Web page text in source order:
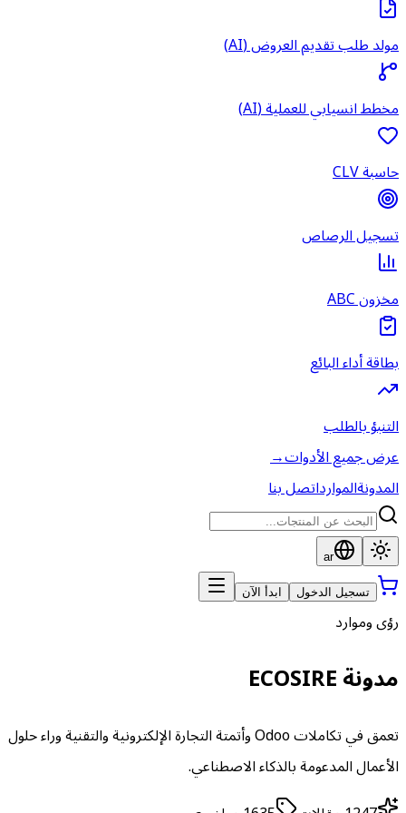
مولد طلب تقديم العروض (AI)
مخطط انسيابي للعملية (AI)
حاسبة CLV
تسجيل الرصاص
مخزون ABC
بطاقة أداء البائع
التنبؤ بالطلب
عرض جميع الأدوات→
المدونةالموارداتصل بنا
ar
تسجيل الدخول ابدأ الآن
رؤى وموارد
مدونة ECOSIRE
تعمق في تكاملات Odoo وأتمتة التجارة الإلكترونية والتقنية وراء حلول
الأعمال المدعومة بالذكاء الاصطناعي.